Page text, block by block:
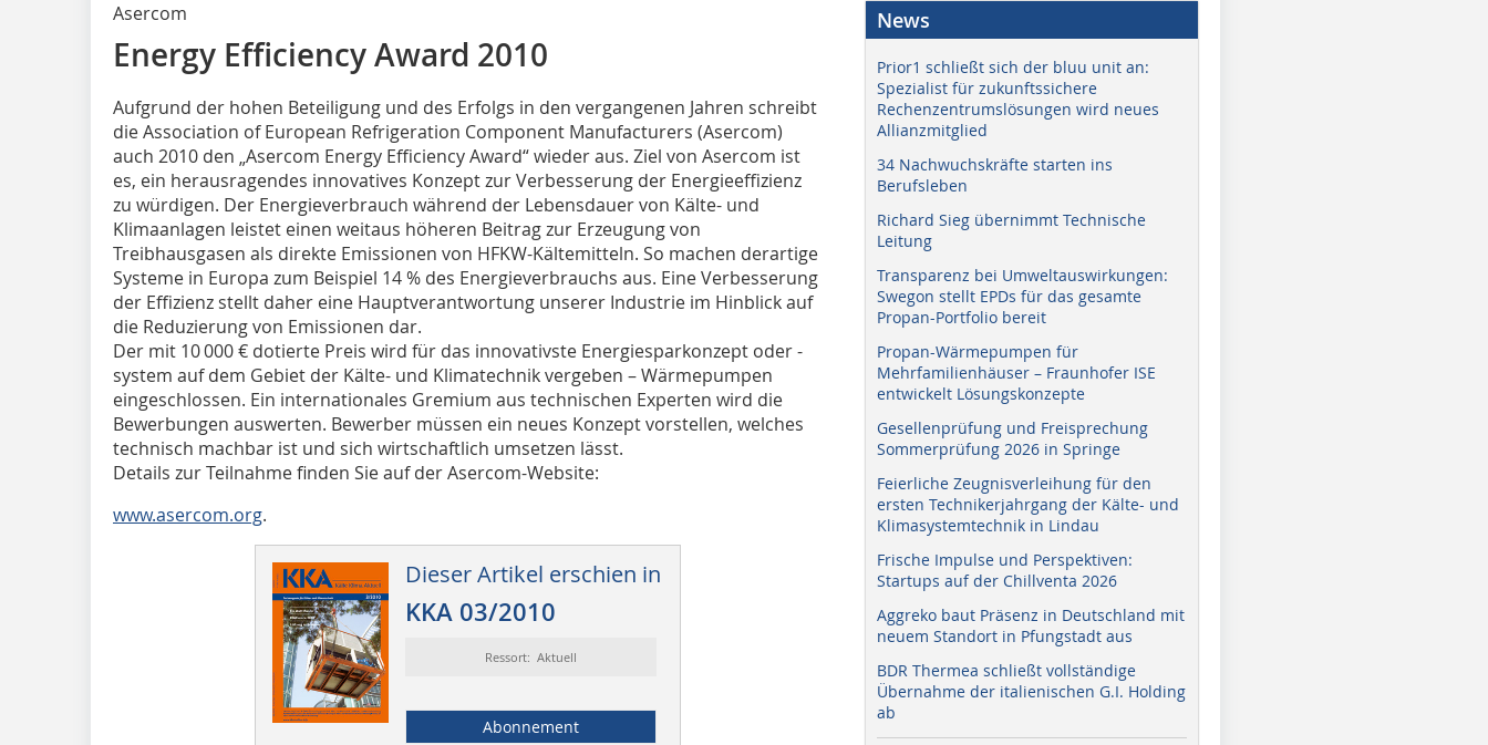
Asercom
Energy Efficiency Award 2010
Aufgrund der hohen Beteiligung und des Erfolgs in den vergangenen Jahren schreibt
die Association of European Refrigeration Component Manufacturers (Asercom)
auch 2010 den „Asercom Energy Efficiency Award“ wieder aus. Ziel von Asercom ist
es, ein herausragendes innovatives Konzept zur Verbesserung der Energieeffizienz
zu würdigen. Der Energieverbrauch während der Lebensdauer von Kälte- und
Klimaanlagen leistet einen weitaus höheren Beitrag zur Erzeugung von
Treibhausgasen als direkte Emissionen von HFKW-Kältemitteln. So machen derartige
Systeme in Europa zum Beispiel 14 % des Energieverbrauchs aus. Eine Verbesserung
der Effizienz stellt daher eine Hauptverantwortung unserer Industrie im Hinblick auf
die Reduzierung von Emissionen dar.
Der mit 10 000 € dotierte Preis wird für das innovativste Energiesparkonzept oder -
system auf dem Gebiet der Kälte- und Klimatechnik vergeben – Wärmepumpen
eingeschlossen. Ein internationales Gremium aus technischen Experten wird die
Bewerbungen auswerten. Bewerber müssen ein neues Konzept vorstellen, welches
technisch machbar ist und sich wirtschaftlich umsetzen lässt.
Details zur Teilnahme finden Sie auf der Asercom-Website:
www.asercom.org.
Dieser Artikel erschien in
KKA 03/2010
Ressort: Aktuell
Abonnement
News
Prior1 schließt sich der bluu unit an:
Spezialist für zukunftssichere
Rechenzentrumslösungen wird neues
Allianzmitglied
34 Nachwuchskräfte starten ins
Berufsleben
Richard Sieg übernimmt Technische
Leitung
Transparenz bei Umweltauswirkungen:
Swegon stellt EPDs für das gesamte
Propan-Portfolio bereit
Propan-Wärmepumpen für
Mehrfamilienhäuser – Fraunhofer ISE
entwickelt Lösungskonzepte
Gesellenprüfung und Freisprechung
Sommerprüfung 2026 in Springe
Feierliche Zeugnisverleihung für den
ersten Technikerjahrgang der Kälte- und
Klimasystemtechnik in Lindau
Frische Impulse und Perspektiven:
Startups auf der Chillventa 2026
Aggreko baut Präsenz in Deutschland mit
neuem Standort in Pfungstadt aus
BDR Thermea schließt vollständige
Übernahme der italienischen G.I. Holding
ab